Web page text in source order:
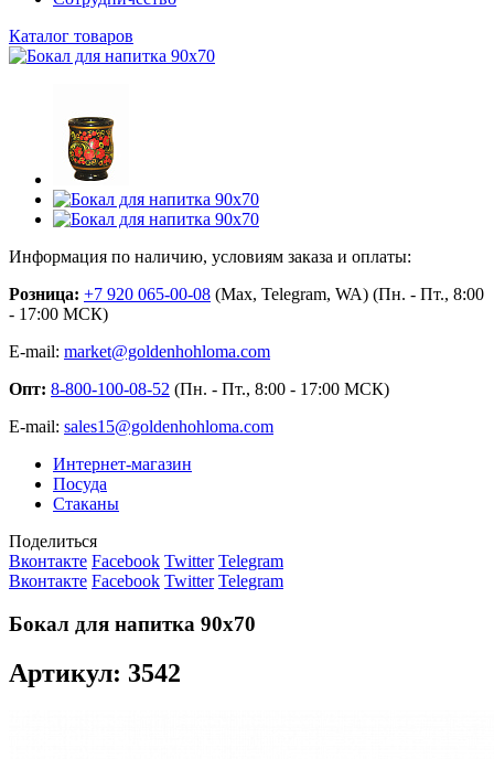
Каталог товаров
Информация по наличию, условиям заказа и оплаты:
Розница: +7 920 065-00-08 (Max, Telegram, WA) (Пн. - Пт., 8:00
- 17:00 МСК)
E-mail: market@goldenhohloma.com
Опт: 8-800-100-08-52 (Пн. - Пт., 8:00 - 17:00 МСК)
E-mail: sales15@goldenhohloma.com
Интернет-магазин
Посуда
Стаканы
Поделиться
Вконтакте Facebook Twitter Telegram
Вконтакте Facebook Twitter Telegram
Бокал для напитка 90х70
Артикул: 3542